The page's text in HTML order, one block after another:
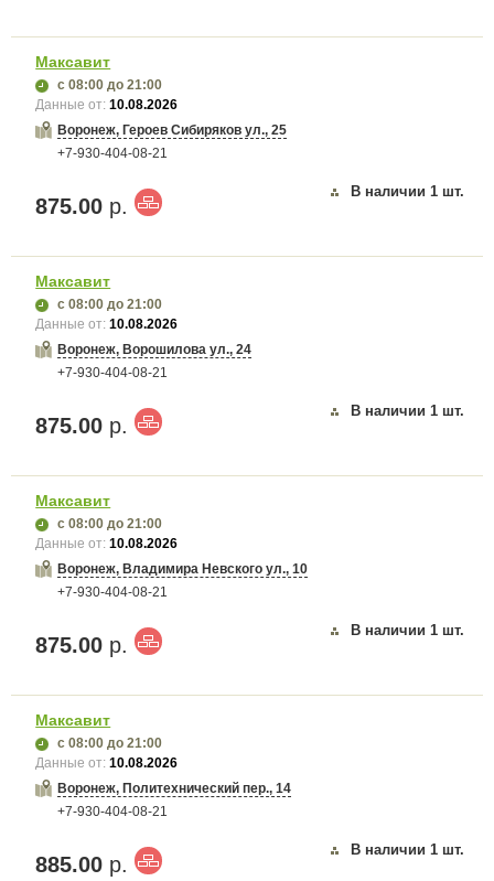
Максавит
с 08:00 до 21:00
Данные от:10.08.2026
Воронеж, Героев Сибиряков ул., 25
+7-930-404-08-21
875.00 р.
В наличии 1 шт.
Максавит
с 08:00 до 21:00
Данные от:10.08.2026
Воронеж, Ворошилова ул., 24
+7-930-404-08-21
875.00 р.
В наличии 1 шт.
Максавит
с 08:00 до 21:00
Данные от:10.08.2026
Воронеж, Владимира Невского ул., 10
+7-930-404-08-21
875.00 р.
В наличии 1 шт.
Максавит
с 08:00 до 21:00
Данные от:10.08.2026
Воронеж, Политехнический пер., 14
+7-930-404-08-21
885.00 р.
В наличии 1 шт.